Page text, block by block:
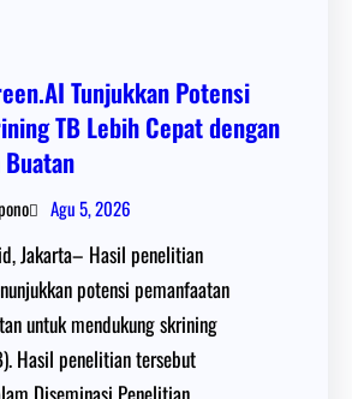
Tunjukkan Potensi
TB Lebih Cepat dengan
Agu 5, 2026
Jakarta– Hasil penelitian
potensi pemanfaatan
untuk mendukung skrining
Hasil penelitian tersebut